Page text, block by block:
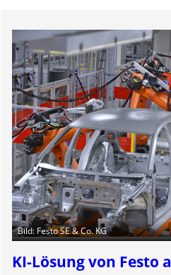
Bild: Festo SE & Co. KG
KI-Lösung von Festo